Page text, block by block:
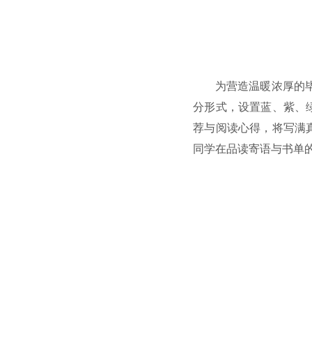
为营造温暖浓厚的
分形式，设置蓝、紫、
荐与阅读心得，将写满
同学在品读寄语与书单